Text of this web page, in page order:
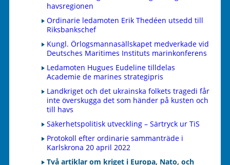
havsregionen
Ordinarie ledamoten Erik Thedéen utsedd till
Riksbankschef
Kungl. Örlogsmannasällskapet medverkade vid
Deutsches Maritimes Instituts marinkonferens
Ledamoten Hugues Eudeline tilldelas
Academie de marines strategipris
Landkriget och det ukrainska folkets tragedi får
inte överskugga det som händer på kusten och
till havs
Säkerhetspolitisk utveckling – Särtryck ur TiS
Protokoll efter ordinarie sammanträde i
Karlskrona 20 april 2022
Två artiklar om kriget i Europa, Nato, och